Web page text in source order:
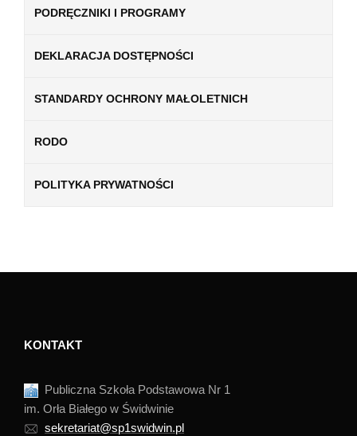
PODRĘCZNIKI I PROGRAMY
DEKLARACJA DOSTĘPNOŚCI
STANDARDY OCHRONY MAŁOLETNICH
RODO
POLITYKA PRYWATNOŚCI
KONTAKT
Publiczna Szkoła Podstawowa Nr 1
im. Orła Białego w Świdwinie
sekretariat@sp1swidwin.pl